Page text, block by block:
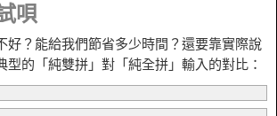
唄
好？能給我們節省多少時間？還要靠實際說
型的「純雙拼」對「純全拼」輸入的對比：